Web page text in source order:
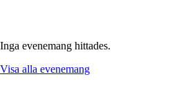
Inga evenemang hittades.
Visa alla evenemang